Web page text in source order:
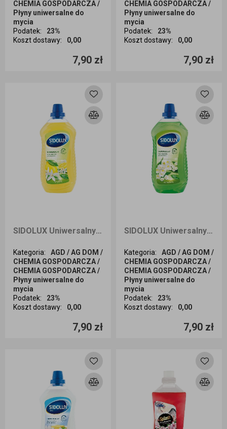
CHEMIA GOSPODARCZA /
Płyny uniwersalne do
mycia
Podatek:
23%
Koszt dostawy: 0,00
7,90 zł
Ilość sztuk
CHEMIA GOSPODARCZA /
Płyny uniwersalne do
mycia
Podatek:
23%
Koszt dostawy: 0,00
7,90 zł
Ilość sztuk
SIDOLUX Uniwersalny płyn do mycia powierzchni o zapachu cytryny 1L
Kategoria:
AGD / AG DOM /
CHEMIA GOSPODARCZA /
CHEMIA GOSPODARCZA /
Płyny uniwersalne do
mycia
Podatek:
23%
Koszt dostawy: 0,00
7,90 zł
Ilość sztuk
SIDOLUX Uniwersalny płyn do mycia powierzchni o zapachu konwalii 1L
Kategoria:
AGD / AG DOM /
CHEMIA GOSPODARCZA /
CHEMIA GOSPODARCZA /
Płyny uniwersalne do
mycia
Podatek:
23%
Koszt dostawy: 0,00
7,90 zł
Ilość sztuk